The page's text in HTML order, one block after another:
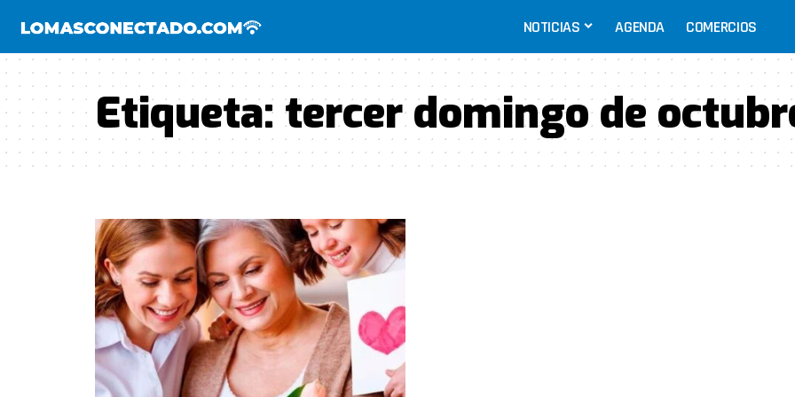
NOTICIAS AGENDA COMERCIOS
Etiqueta: tercer domingo de